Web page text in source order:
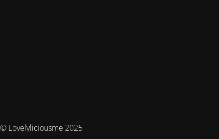
© Lovelyliciousme 2025